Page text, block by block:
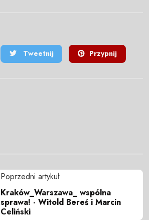
Tweetnij Przypnij
Poprzedni artykuł
Kraków_Warszawa_ wspólna
sprawa! - Witold Bereś i Marcin
Celiński